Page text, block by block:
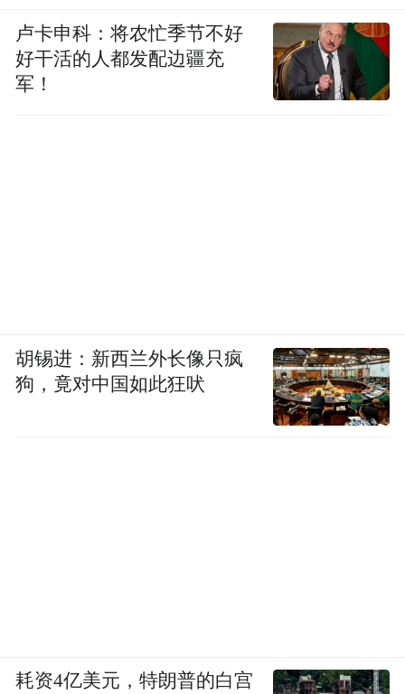
卢卡申科：将农忙季节不好
好干活的人都发配边疆充
军！
胡锡进：新西兰外长像只疯
狗，竟对中国如此狂吠
耗资4亿美元，特朗普的白宫